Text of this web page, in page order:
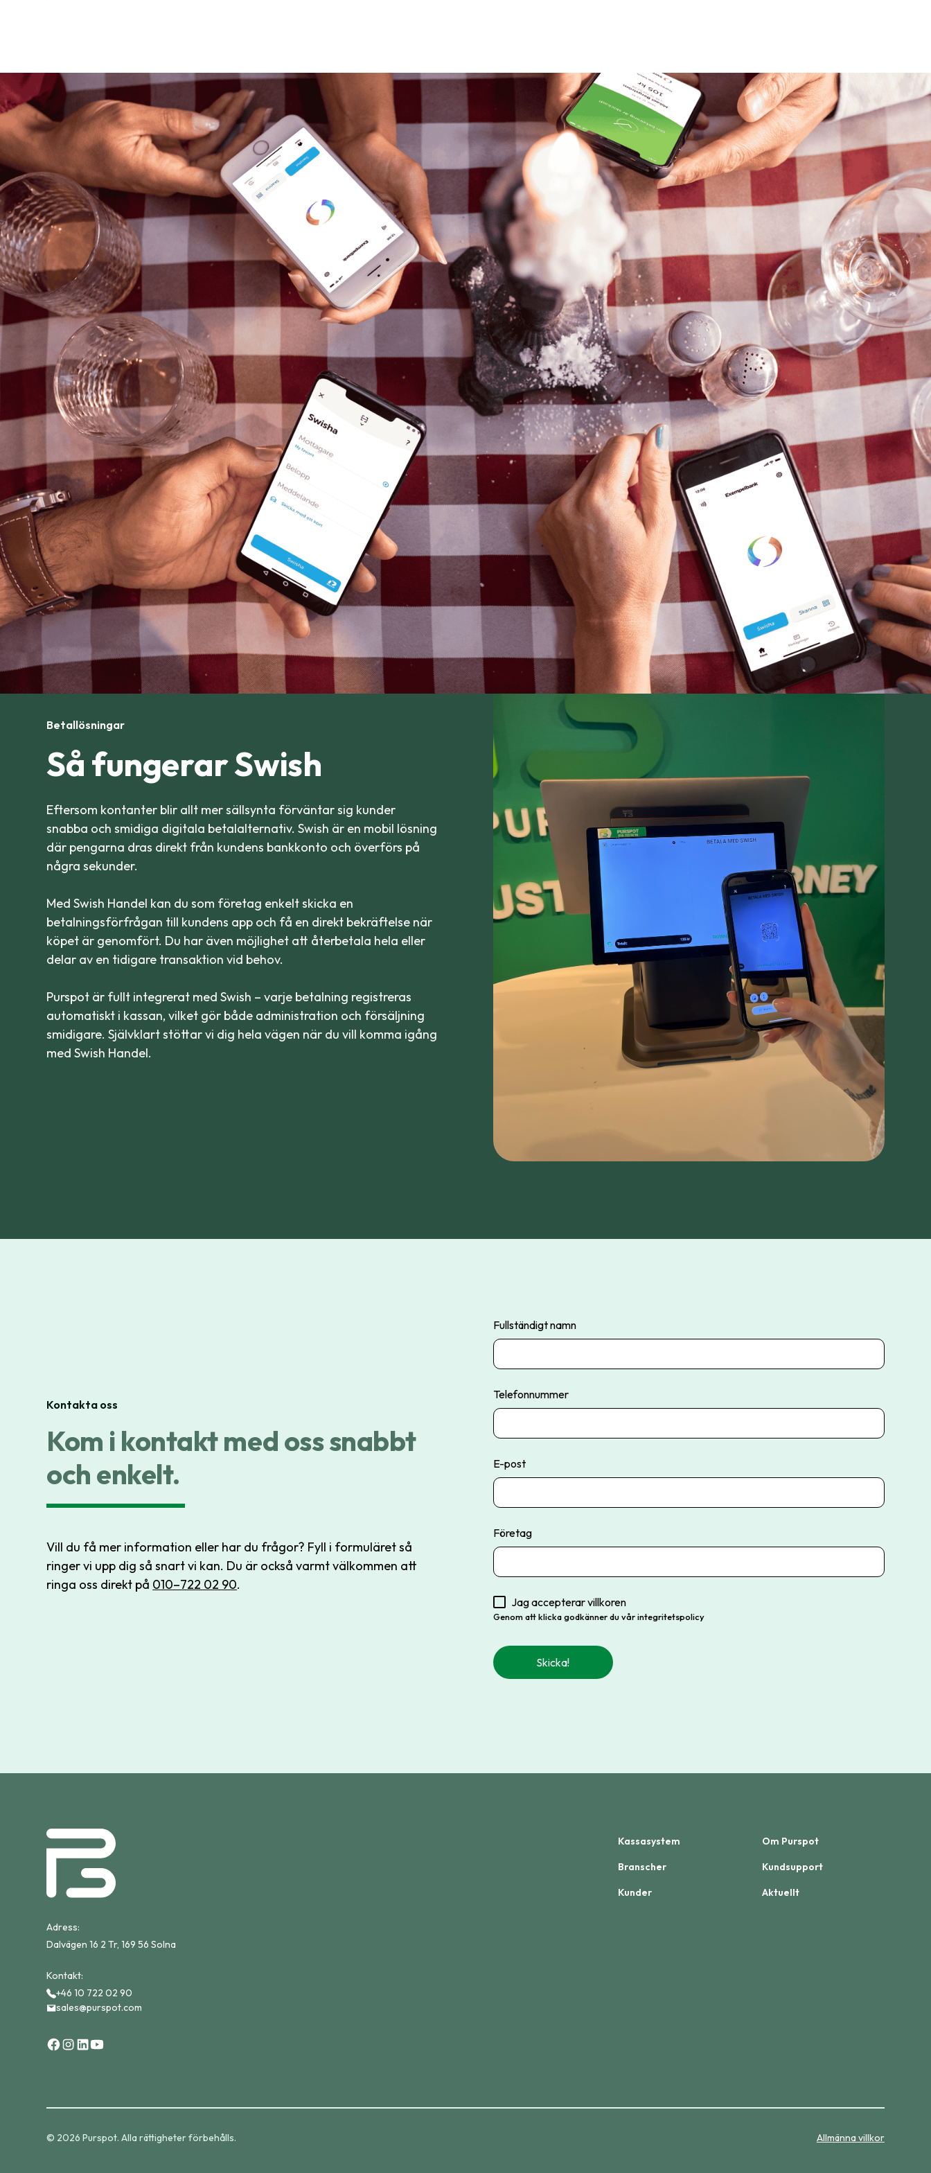
Snabbt, enkelt, Swish – så är
betalningen gjord.
Betallösningar
Så fungerar Swish
Eftersom kontanter blir allt mer sällsynta förväntar sig kunder
snabba och smidiga digitala betalalternativ. Swish är en mobil lösning
där pengarna dras direkt från kundens bankkonto och överförs på
några sekunder.
Med Swish Handel kan du som företag enkelt skicka en
betalningsförfrågan till kundens app och få en direkt bekräftelse när
köpet är genomfört. Du har även möjlighet att återbetala hela eller
delar av en tidigare transaktion vid behov.
Purspot är fullt integrerat med Swish – varje betalning registreras
automatiskt i kassan, vilket gör både administration och försäljning
smidigare. Självklart stöttar vi dig hela vägen när du vill komma igång
med Swish Handel.
Kontakta oss
Kom i kontakt med oss snabbt
och enkelt.
Vill du få mer information eller har du frågor? Fyll i formuläret så
ringer vi upp dig så snart vi kan. Du är också varmt välkommen att
ringa oss direkt på 010–722 02 90.
Fullständigt namn
Telefonnummer
E-post
Företag
Jag accepterar villkoren
Genom att klicka godkänner du vår integritetspolicy
Adress:
Dalvägen 16 2 Tr, 169 56 Solna
Kontakt:
+46 10 722 02 90
sales@purspot.com
Kassasystem
Branscher
Kunder
Om Purspot
Kundsupport
Aktuellt
© 2026 Purspot. Alla rättigheter förbehålls. Allmänna villkor